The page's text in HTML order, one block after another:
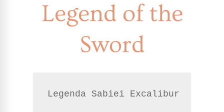
Legend of the
Sword
Legenda Sabiei Excalibur